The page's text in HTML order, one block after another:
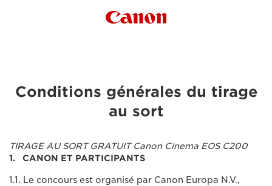
Canon Logo
Conditions générales du tirage
au sort
TIRAGE AU SORT GRATUIT Canon Cinema EOS C200
1. CANON ET PARTICIPANTS
1.1. Le concours est organisé par Canon Europa N.V.,